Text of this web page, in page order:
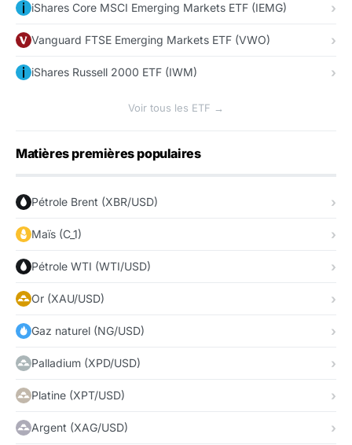
iShares Core MSCI Emerging Markets ETF (IEMG)
Vanguard FTSE Emerging Markets ETF (VWO)
iShares Russell 2000 ETF (IWM)
Voir tous les ETF →
Matières premières populaires
Pétrole Brent (XBR/USD)
Maïs (C_1)
Pétrole WTI (WTI/USD)
Or (XAU/USD)
Gaz naturel (NG/USD)
Palladium (XPD/USD)
Platine (XPT/USD)
Argent (XAG/USD)